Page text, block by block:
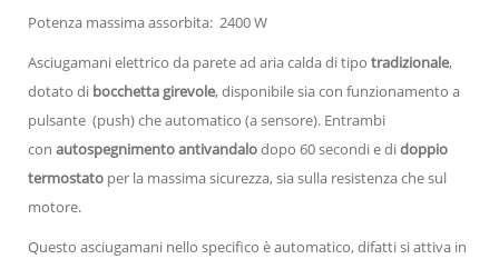
Potenza massima assorbita: 2400 W
Asciugamani elettrico da parete ad aria calda di tipo tradizionale,
dotato di bocchetta girevole, disponibile sia con funzionamento a
pulsante (push) che automatico (a sensore). Entrambi
con autospegnimento antivandalodopo 60 secondi e didoppio
termostato per la massima sicurezza, sia sulla resistenza che sul
motore.
Questo asciugamani nello specifico è automatico, difatti si attiva in